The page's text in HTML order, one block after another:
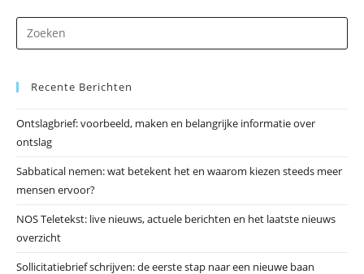
op
Recente Berichten
Ontslagbrief: voorbeeld, maken en belangrijke informatie over
ontslag
Sabbatical nemen: wat betekent het en waarom kiezen steeds meer
mensen ervoor?
NOS Teletekst: live nieuws, actuele berichten en het laatste nieuws
overzicht
Sollicitatiebrief schrijven: de eerste stap naar een nieuwe baan